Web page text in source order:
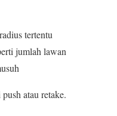
tertentu
jumlah lawan
atau retake.